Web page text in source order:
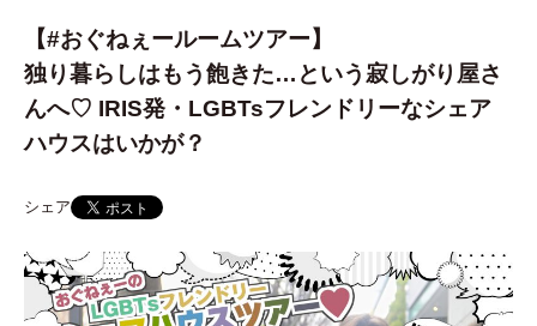
【#おぐねぇールームツアー】
独り暮らしはもう飽きた…という寂しがり屋さ
んへ♡ IRIS発・LGBTsフレンドリーなシェア
ハウスはいかが？
シェア